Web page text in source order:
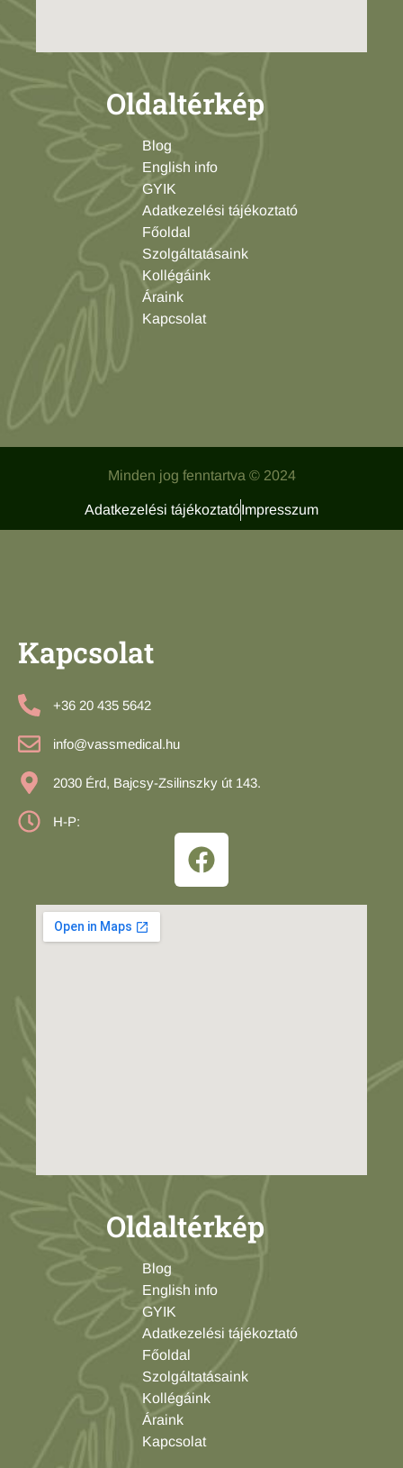
Oldaltérkép
Blog
English info
GYIK
Adatkezelési tájékoztató
Főoldal
Szolgáltatásaink
Kollégáink
Áraink
Kapcsolat
Minden jog fenntartva © 2024
Adatkezelési tájékoztatóImpresszum
Kapcsolat
+36 20 435 5642
info@vassmedical.hu
2030 Érd, Bajcsy-Zsilinszky út 143.
H-P:
Oldaltérkép
Blog
English info
GYIK
Adatkezelési tájékoztató
Főoldal
Szolgáltatásaink
Kollégáink
Áraink
Kapcsolat